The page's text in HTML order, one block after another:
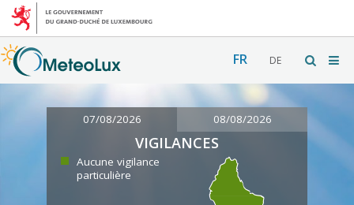
FR DE
07/08/2026 08/08/2026
VIGILANCES
Aucune vigilance
particulière